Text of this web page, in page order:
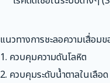
แนวทางการชะลอความเสื่อมข
1. ควบคุมความดันโลหิต
2. ควบคุมระดับน้ำตาลในเลือด